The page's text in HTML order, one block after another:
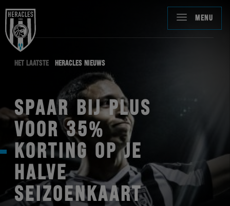
MENU
HET LAATSTE HERACLES NIEUWS
SPAAR BIJ PLUS
VOOR 35%
KORTING OP JE
HALVE
SEIZOENKAART